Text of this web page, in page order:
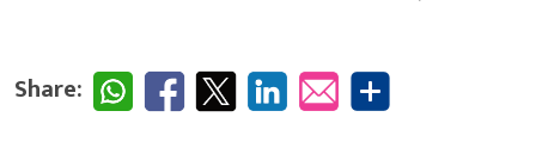
Share: